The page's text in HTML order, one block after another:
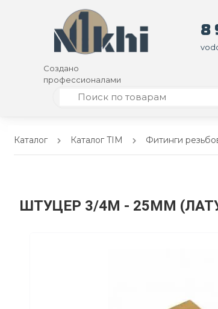
Создано
профессионалами
8
Каталог Каталог TIM Фитинги
ШТУЦЕР 3/4M - 25ММ